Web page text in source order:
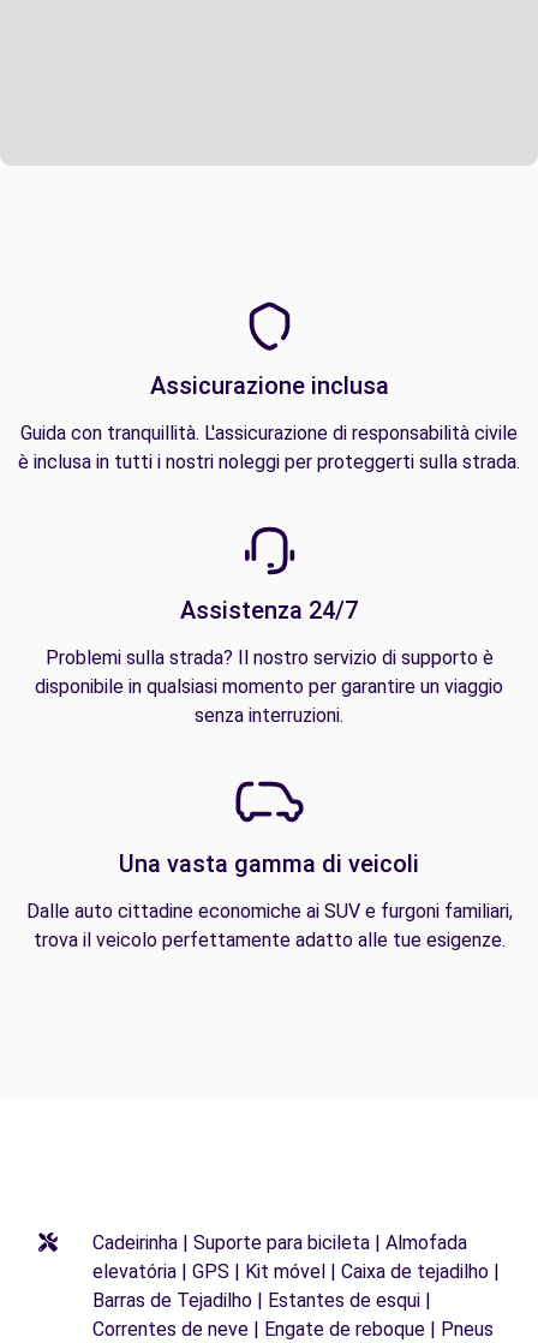
Assicurazione inclusa
Guida con tranquillità. L'assicurazione di responsabilità civile
è inclusa in tutti i nostri noleggi per proteggerti sulla strada.
Assistenza 24/7
Problemi sulla strada? Il nostro servizio di supporto è
disponibile in qualsiasi momento per garantire un viaggio
senza interruzioni.
Una vasta gamma di veicoli
Dalle auto cittadine economiche ai SUV e furgoni familiari,
trova il veicolo perfettamente adatto alle tue esigenze.
Cadeirinha | Suporte para bicileta | Almofada
elevatória | GPS | Kit móvel | Caixa de tejadilho |
Barras de Tejadilho | Estantes de esqui |
Correntes de neve | Engate de reboque | Pneus